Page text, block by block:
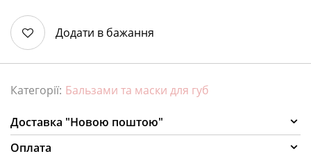
Додати в бажання
Категорії: Бальзами та маски для губ
Доставка "Новою поштою"
Оплата